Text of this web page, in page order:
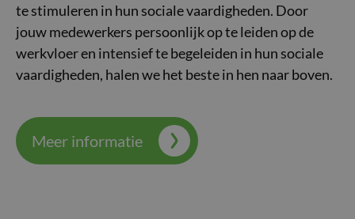
te stimuleren in hun sociale vaardigheden. Door
jouw medewerkers persoonlijk op te leiden op de
werkvloer en intensief te begeleiden in hun sociale
vaardigheden, halen we het beste in hen naar boven.
Meer informatie